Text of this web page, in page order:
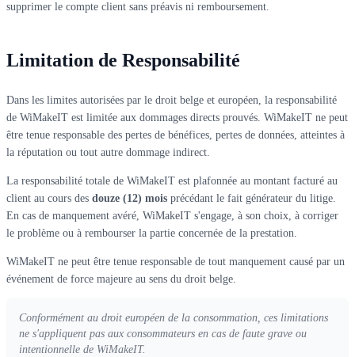
supprimer le compte client sans préavis ni remboursement.
Limitation de Responsabilité
Dans les limites autorisées par le droit belge et européen, la responsabilité
de WiMakeIT est limitée aux dommages directs prouvés. WiMakeIT ne peut
être tenue responsable des pertes de bénéfices, pertes de données, atteintes à
la réputation ou tout autre dommage indirect.
La responsabilité totale de WiMakeIT est plafonnée au montant facturé au
client au cours des douze (12) mois précédant le fait générateur du litige.
En cas de manquement avéré, WiMakeIT s'engage, à son choix, à corriger
le problème ou à rembourser la partie concernée de la prestation.
WiMakeIT ne peut être tenue responsable de tout manquement causé par un
événement de force majeure au sens du droit belge.
Conformément au droit européen de la consommation, ces limitations
ne s'appliquent pas aux consommateurs en cas de faute grave ou
intentionnelle de WiMakeIT.